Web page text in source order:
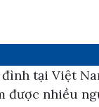
tại Việt
được nhiều